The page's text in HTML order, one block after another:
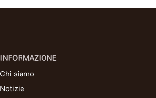
INFORMAZIONE
Chi siamo
Notizie